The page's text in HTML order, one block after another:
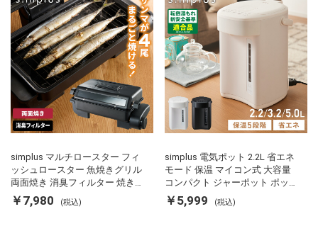
simplus マルチロースター フィ
ッシュロースター 魚焼きグリル
両面焼き 消臭フィルター 焼き魚
両面ヒーター タイマー付き SP-
FRS01 マットブラック シンプラ
￥7,980 (税込)
simplus 電気ポット 2.2L 省エネ
モード 保温 マイコン式 大容量
コンパクト ジャーポット ポット
カルキ抜き 空焚き防止 温度調節
軽量 SP-PD22 シンプラス
￥5,999 (税込)